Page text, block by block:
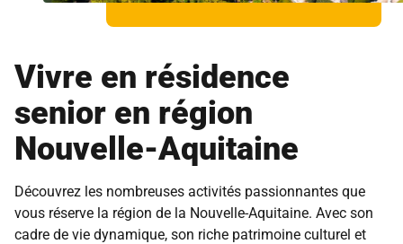
Vivre en résidence
senior en région
Nouvelle-Aquitaine
Découvrez les nombreuses activités passionnantes que
vous réserve la région de la Nouvelle-Aquitaine. Avec son
cadre de vie dynamique, son riche patrimoine culturel et